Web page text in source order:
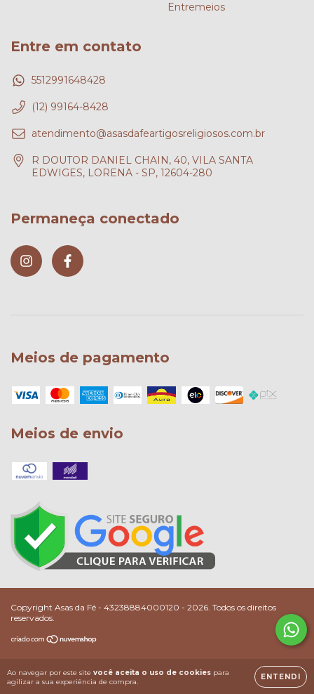
Ao navegar por este site você aceita o uso de cookies para
agilizar a sua experiência de compra.
ENTENDI
Entremeios
Entre em contato
5512991648428
(12) 99164-8428
atendimento@asasdafeartigosreligiosos.com.br
R DOUTOR DANIEL CHAIN, 40, VILA SANTA
EDWIGES, LORENA - SP, 12604-280
Permaneça conectado
Meios de pagamento
Meios de envio
Copyright Asas da Fé - 43238884000120 - 2026. Todos os direitos
reservados.